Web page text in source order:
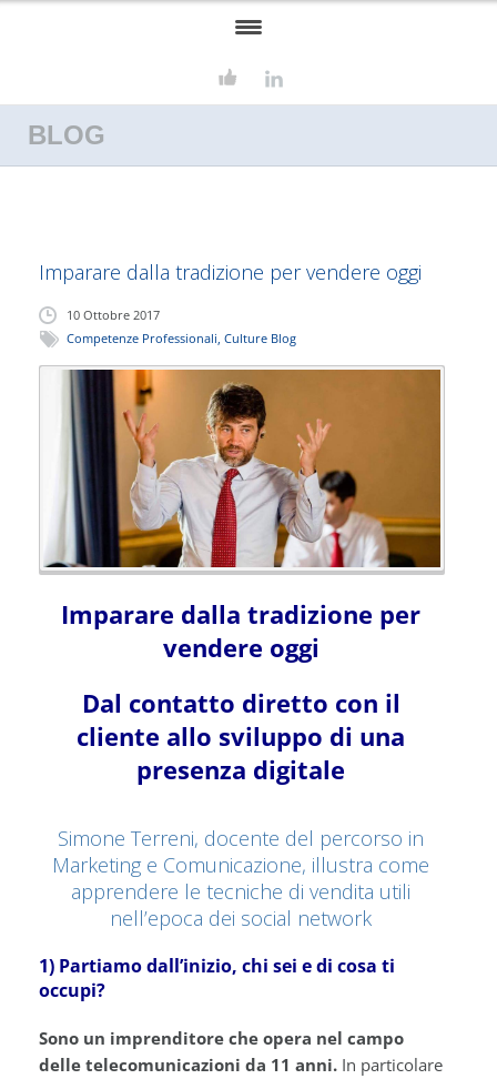
ASSOSERVIZI
CONSULENZA AZIENDALE
EUROPROGETTAZIONE
CONTATTI
CULTURE BLOG
LAVORA CON NOI
BLOG
Imparare dalla tradizione per vendere oggi
10 Ottobre 2017
Competenze Professionali ,Culture Blog
Imparare dalla tradizione per
vendere oggi
Dal contatto diretto con il
cliente allo sviluppo di una
presenza digitale
Simone Terreni, docente del percorso in
Marketing e Comunicazione, illustra come
apprendere le tecniche di vendita utili
nell’epoca dei social network
1) Partiamo dall’inizio, chi sei e di cosa ti
occupi?
Sono un imprenditore che opera nel campo
delle telecomunicazioni da 11 anni. In particolare